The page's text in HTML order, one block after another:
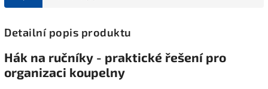
Detailní popis produktu
Hák na ručníky - praktické řešení pro
organizaci koupelny